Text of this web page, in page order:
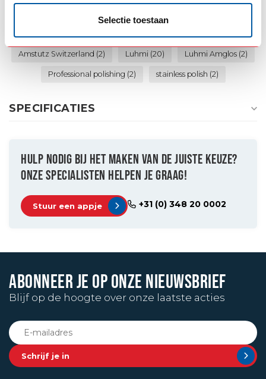
Selectie toestaan
Amstutz Switzerland (2) Luhmi (20) Luhmi Amglos (2)
Professional polishing (2) stainless polish (2)
SPECIFICATIES
HULP NODIG BIJ HET MAKEN VAN DE JUISTE KEUZE?
ONZE SPECIALISTEN HELPEN JE GRAAG!
Stuur een appje +31 (0) 348 20 0002
ABONNEER JE OP ONZE NIEUWSBRIEF
Blijf op de hoogte over onze laatste acties
Schrijf je in